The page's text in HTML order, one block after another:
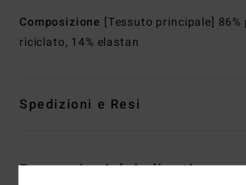
Composizione [Tessuto principale] 86%
riciclato, 14% elastan
Spedizioni e Resi
Recensioni dei clienti